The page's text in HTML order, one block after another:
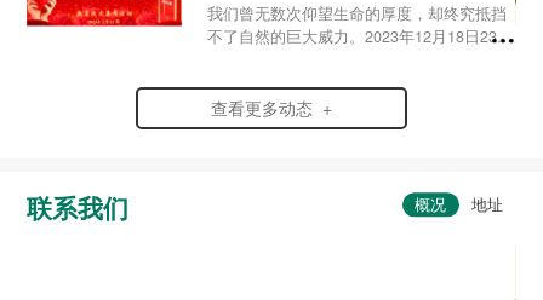
我们曾无数次仰望生命的厚度，却终究抵挡
不了自然的巨大威力。2023年12月18日23时
州积石山县，灾情范围波及到了甘肃、青海
两省。...
查看更多动态 +
联系我们